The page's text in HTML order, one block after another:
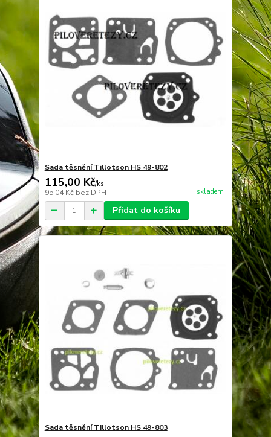
Sada těsnění Tillotson HS 49-802
115,00 Kč/ks
95,04 Kč bez DPH skladem
Přidat do košíku
Sada těsnění Tillotson HS 49-803